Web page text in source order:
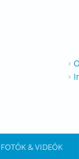
FOTÓK & VIDEÓK